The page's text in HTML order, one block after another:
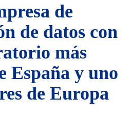
de
de datos con
más
España y uno
de Europa